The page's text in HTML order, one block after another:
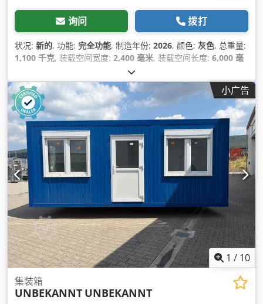
询问 拨打
状况: 新的, 功能: 完全功能, 制造年份: 2026, 颜色: 灰色, 总重量:
1,100 千克, 装载空间宽度: 2,400 毫米, 装载空间长度: 6,000 毫
, 设备:照明, 空调
小广告
1 / 10
集装箱
UNBEKANNT UNBEKANNT